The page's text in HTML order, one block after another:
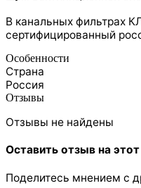
В канальных фильтрах
сертифицированный
Особенности
Страна
Россия
Отзывы
Отзывы не найдены
Оставить отзыв на
Поделитесь мнением с